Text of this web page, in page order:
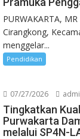
PURWAKARTA,
Cirangkong,
menggelar...
Pendidikan
07/27/2026
Tingkatkan
Purwakarta
melalui SP4N-